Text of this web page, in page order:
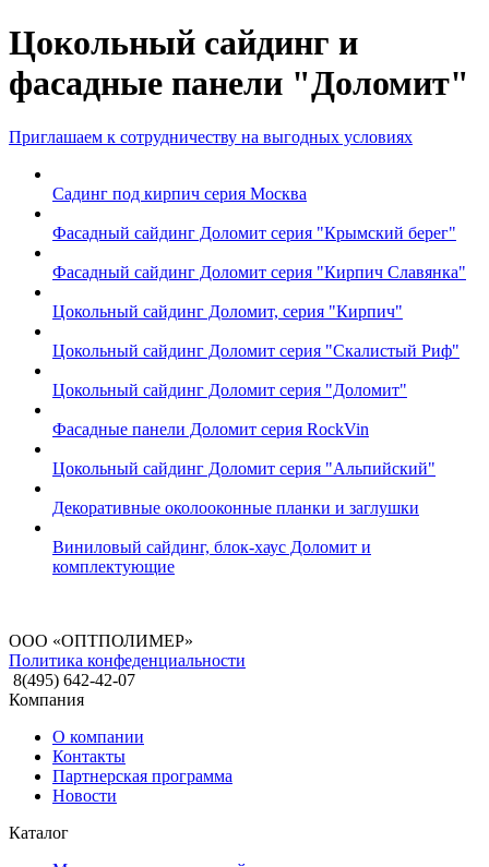
Цокольный сайдинг и
фасадные панели "Доломит"
Приглашаем к сотрудничеству на выгодных условиях
Садинг под кирпич серия Москва
Фасадный сайдинг Доломит серия "Крымский берег"
Фасадный сайдинг Доломит серия "Кирпич Славянка"
Цокольный сайдинг Доломит, серия "Кирпич"
Цокольный сайдинг Доломит серия "Скалистый Риф"
Цокольный сайдинг Доломит серия "Доломит"
Фасадные панели Доломит серия RockVin
Цокольный сайдинг Доломит серия "Альпийский"
Декоративные околооконные планки и заглушки
Виниловый сайдинг, блок-хаус Доломит и
комплектующие
ООО «ОПТПОЛИМЕР»
Политика конфеденциальности
8(495) 642-42-07
Компания
О компании
Контакты
Партнерская программа
Новости
Каталог